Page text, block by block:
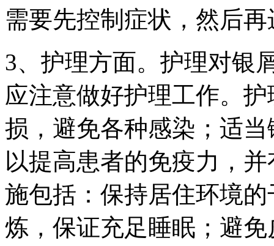
需要先控制症状，然后
3、护理方面。护理对银
应注意做好护理工作。
损，避免各种感染；适
以提高患者的免疫力，
施包括：保持居住环境
炼，保证充足睡眠；避